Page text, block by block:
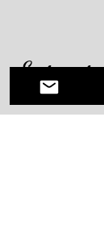
Epicerie